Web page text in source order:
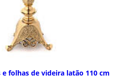
folhas de videira latão 110 cm